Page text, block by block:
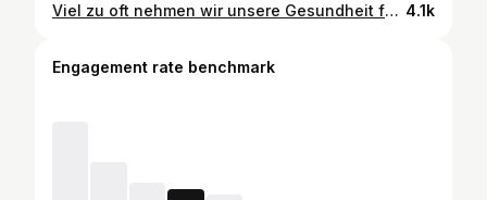
Viel zu oft nehmen wir unsere Gesundheit für selbstverständlich - sei es beim Sport, bei der Arbeit im Urlaub usw. Wir sollten uns alle (mich eingeschlossen) viel viel öfter bewusst machen, was es für ein Privileg ist, überhaupt einen „normalen Alltag“ zu haben und Sport machen zu können. Deshalb hier ein kleiner Reminder 💙🦋🪽 #wingsforlife #wingsforlifeworldrun #wingsforlife2026 #wfl2026 4.1k
Engagement rate benchmark